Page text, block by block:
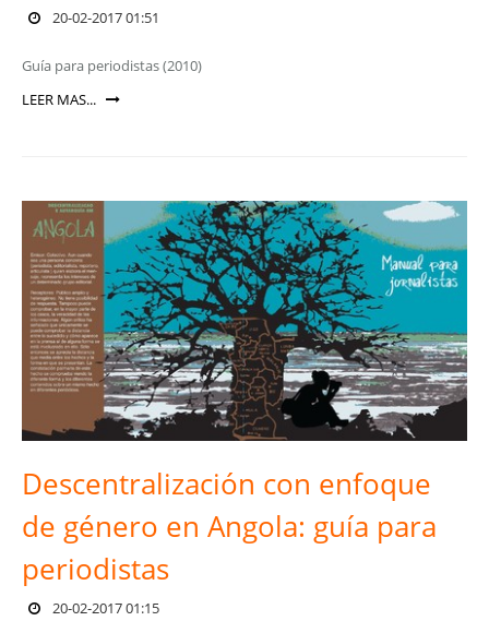
20-02-2017 01:51
Guía para periodistas (2010)
LEER MAS...
Descentralización con enfoque
de género en Angola: guía para
periodistas
20-02-2017 01:15